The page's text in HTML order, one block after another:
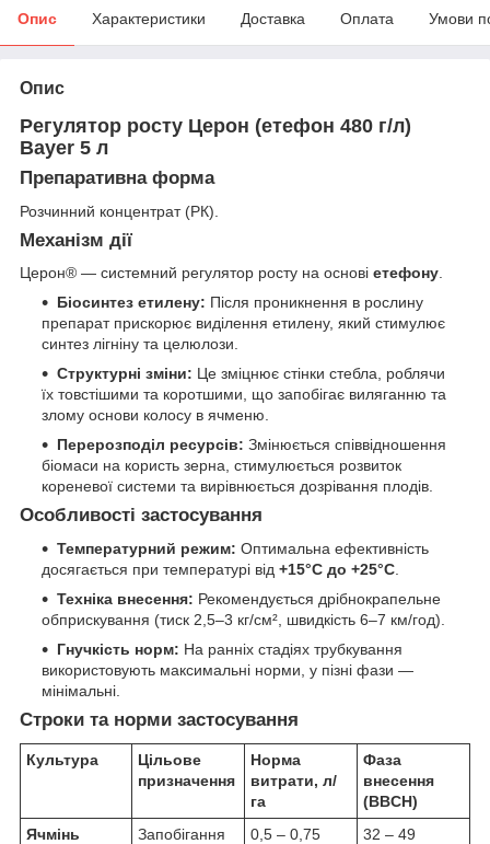
Опис Характеристики Доставка Оплата Умови
Опис
Регулятор росту Церон (етефон 480 г/л)
Bayer 5 л
Препаративна форма
Розчинний концентрат (РК).
Механізм дії
Церон® — системний регулятор росту на основі етефону.
Біосинтез етилену: Після проникнення в рослину
препарат прискорює виділення етилену, який стимулює
синтез лігніну та целюлози.
Структурні зміни: Це зміцнює стінки стебла, роблячи
їх товстішими та коротшими, що запобігає виляганню та
злому основи колосу в ячменю.
Перерозподіл ресурсів: Змінюється співвідношення
біомаси на користь зерна, стимулюється розвиток
кореневої системи та вирівнюється дозрівання плодів.
Особливості застосування
Температурний режим: Оптимальна ефективність
досягається при температурі від +15°C до +25°C
Техніка внесення: Рекомендується дрібнокрапельне
обприскування (тиск 2,5–3 кг/см², швидкість 6–7 км/год).
Гнучкість норм: На ранніх стадіях трубкування
використовують максимальні норми, у пізні фази —
мінімальні.
Строки та норми застосування
Культура
Цільове
призначення
Норма
витрати, л/
га
Фаза
внесення
(BBCH)
Ячмінь
Запобігання
0,5 – 0,75 32 – 49